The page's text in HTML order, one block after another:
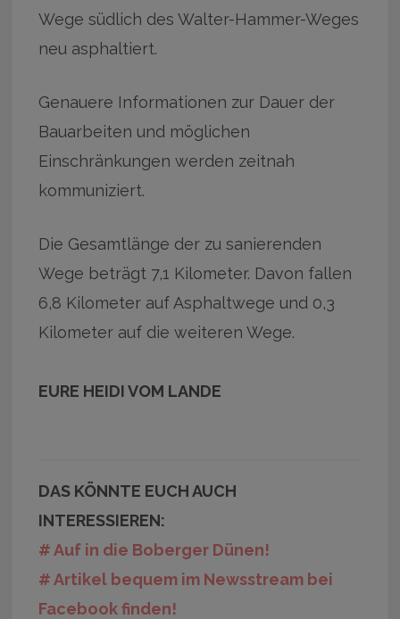
Wege südlich des Walter-Hammer-Weges
neu asphaltiert.
Genauere Informationen zur Dauer der
Bauarbeiten und möglichen
Einschränkungen werden zeitnah
kommuniziert.
Die Gesamtlänge der zu sanierenden
Wege beträgt 7,1 Kilometer. Davon fallen
6,8 Kilometer auf Asphaltwege und 0,3
Kilometer auf die weiteren Wege.
EURE HEIDI VOM LANDE
DAS KÖNNTE EUCH AUCH
INTERESSIEREN:
# Auf in die Boberger Dünen!
# Artikel bequem im Newsstream bei
Facebook finden!